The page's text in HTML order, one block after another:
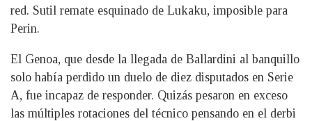
red. Sutil remate esquinado de Lukaku, imposible para
Perin.
El Genoa, que desde la llegada de Ballardini al banquillo
solo había perdido un duelo de diez disputados en Serie
A, fue incapaz de responder. Quizás pesaron en exceso
las múltiples rotaciones del técnico pensando en el derbi